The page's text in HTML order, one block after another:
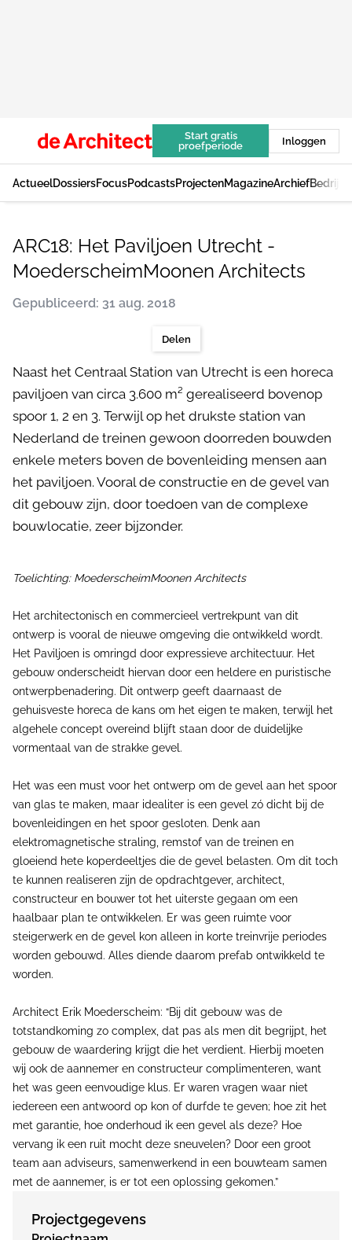
Start gratis
proefperiode
Inloggen
ActueelDossiersFocusPodcastsProjectenMagazineArchief
ARC18: Het Paviljoen Utrecht -
MoederscheimMoonen Architects
Gepubliceerd: 31 aug. 2018
Delen
Naast het Centraal Station van Utrecht is een horeca
paviljoen van circa 3.600 m² gerealiseerd bovenop
spoor 1, 2 en 3. Terwijl op het drukste station van
Nederland de treinen gewoon doorreden bouwden
enkele meters boven de bovenleiding mensen aan
het paviljoen. Vooral de constructie en de gevel van
dit gebouw zijn, door toedoen van de complexe
bouwlocatie, zeer bijzonder.
Toelichting: MoederscheimMoonen Architects
Het architectonisch en commercieel vertrekpunt van dit
ontwerp is vooral de nieuwe omgeving die ontwikkeld wordt.
Het Paviljoen is omringd door expressieve architectuur. Het
gebouw onderscheidt hiervan door een heldere en puristische
ontwerpbenadering. Dit ontwerp geeft daarnaast de
gehuisveste horeca de kans om het eigen te maken, terwijl het
algehele concept overeind blijft staan door de duidelijke
vormentaal van de strakke gevel.
Het was een must voor het ontwerp om de gevel aan het spoor
van glas te maken, maar idealiter is een gevel zó dicht bij de
bovenleidingen en het spoor gesloten. Denk aan
elektromagnetische straling, remstof van de treinen en
gloeiend hete koperdeeltjes die de gevel belasten. Om dit toch
te kunnen realiseren zijn de opdrachtgever, architect,
constructeur en bouwer tot het uiterste gegaan om een
haalbaar plan te ontwikkelen. Er was geen ruimte voor
steigerwerk en de gevel kon alleen in korte treinvrije periodes
worden gebouwd. Alles diende daarom prefab ontwikkeld te
worden.
Architect Erik Moederscheim: “Bij dit gebouw was de
totstandkoming zo complex, dat pas als men dit begrijpt, het
gebouw de waardering krijgt die het verdient. Hierbij moeten
wij ook de aannemer en constructeur complimenteren, want
het was geen eenvoudige klus. Er waren vragen waar niet
iedereen een antwoord op kon of durfde te geven; hoe zit het
met garantie, hoe onderhoud ik een gevel als deze? Hoe
vervang ik een ruit mocht deze sneuvelen? Door een groot
team aan adviseurs, samenwerkend in een bouwteam samen
met de aannemer, is er tot een oplossing gekomen.”
Projectgegevens